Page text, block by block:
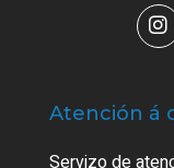
Atención á
Servizo de